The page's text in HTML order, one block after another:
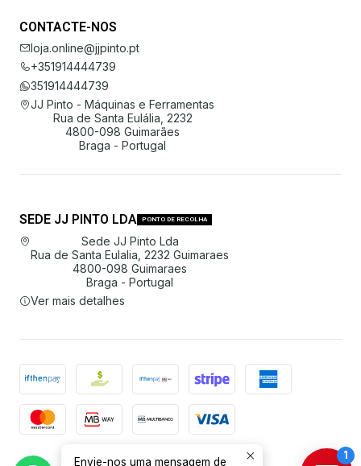
CONTACTE-NOS
loja.online@jjpinto.pt
+351914444739
351914444739
JJ Pinto - Máquinas e Ferramentas
Rua de Santa Eulália, 2232
4800-098 Guimarães
Braga - Portugal
SEDE JJ PINTO LDA PONTO DE RECOLHA
Sede JJ Pinto Lda
Rua de Santa Eulalia, 2232 Guimaraes
4800-098 Guimaraes
Braga - Portugal
Ver mais detalhes
Envie-nos uma mensagem de